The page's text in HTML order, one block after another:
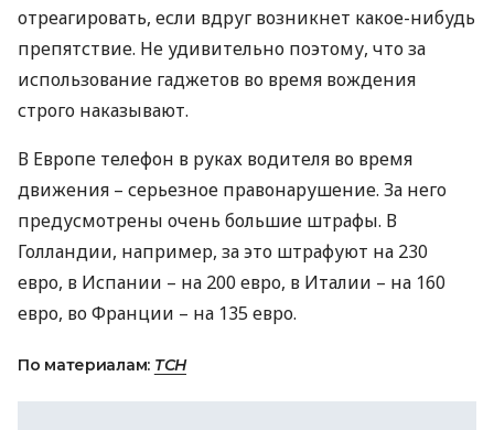
отреагировать, если вдруг возникнет какое-нибудь
препятствие. Не удивительно поэтому, что за
использование гаджетов во время вождения
строго наказывают.
В Европе телефон в руках водителя во время
движения – серьезное правонарушение. За него
предусмотрены очень большие штрафы. В
Голландии, например, за это штрафуют на 230
евро, в Испании – на 200 евро, в Италии – на 160
евро, во Франции – на 135 евро.
По материалам: ТСН